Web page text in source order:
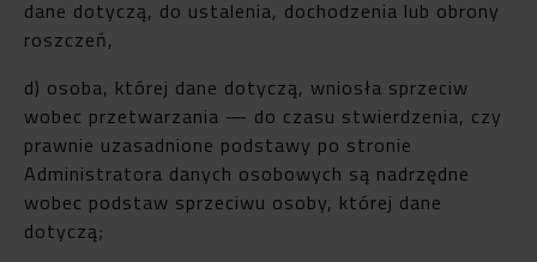
dane dotyczą, do ustalenia, dochodzenia lub obrony
roszczeń,
d) osoba, której dane dotyczą, wniosła sprzeciw
wobec przetwarzania — do czasu stwierdzenia, czy
prawnie uzasadnione podstawy po stronie
Administratora danych osobowych są nadrzędne
wobec podstaw sprzeciwu osoby, której dane
dotyczą;